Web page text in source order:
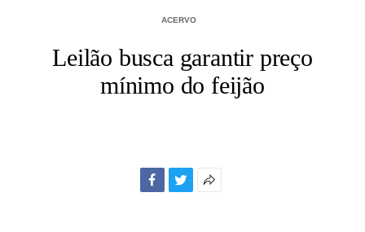
ACERVO
Leilão busca garantir preço
mínimo do feijão